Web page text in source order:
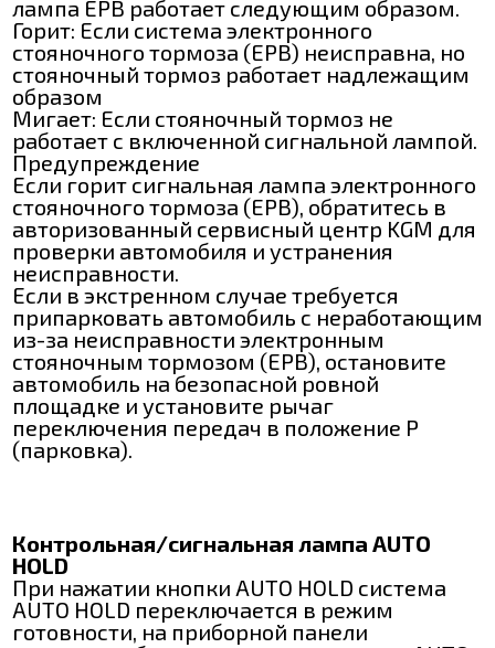
лампа EPB работает следующим образом.
Горит: Если система электронного
стояночного тормоза (EPB) неисправна, но
стояночный тормоз работает надлежащим
образом
Мигает: Если стояночный тормоз не
работает с включенной сигнальной лампой.
Предупреждение
Если горит сигнальная лампа электронного
стояночного тормоза (EPB), обратитесь в
авторизованный сервисный центр KGM для
проверки автомобиля и устранения
неисправности.
Если в экстренном случае требуется
припарковать автомобиль с неработающим
из-за неисправности электронным
стояночным тормозом (EPB), остановите
автомобиль на безопасной ровной
площадке и установите рычаг
переключения передач в положение P
(парковка).
Контрольная/сигнальная лампа AUTO
HOLD
При нажатии кнопки AUTO HOLD система
AUTO HOLD переключается в режим
готовности, на приборной панели